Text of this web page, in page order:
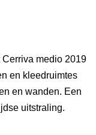
Cerriva medio 2019
en kleedruimtes
en wanden. Een
uitstraling.